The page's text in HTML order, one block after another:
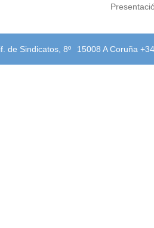
de Sindicatos, 8º 15008 A Coruña